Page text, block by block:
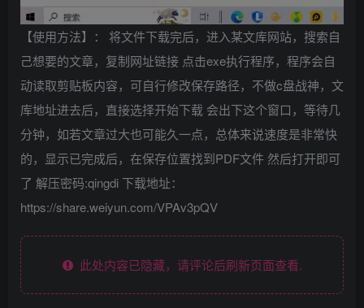
【使用方法】： 将文件下载完后，进入某文库网站，搜索自
己想要的文章，复制网址链接 点击exe执行程序，程序会自
动读取剪贴板内容，可自行修改保存路径，不做c盘战神，文
库地址进去后，直接选择开始下载 会出下这个窗口，等待几
分钟，如若文章过大也可能久一点，总体来说速度是非常快
的，显示已完成后，在保存位置找到PDF文件 然后打开即可
了 解压密码:qingdi 下载地址：
https://share.weiyun.com/VPAv3pQV
此处内容已隐藏，请评论后刷新页面查看.